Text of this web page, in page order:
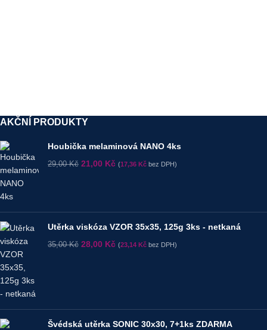
AKČNÍ PRODUKTY
Houbička melaminová NANO 4ks
29,00Kč 21,00 Kč (17,36 Kč bez DPH)
Utěrka viskóza VZOR 35x35, 125g 3ks - netkaná
35,00Kč 28,00 Kč (23,14 Kč bez DPH)
Švédská utěrka SONIC 30x30, 7+1ks ZDARMA